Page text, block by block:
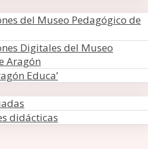
del Museo Pedagógico de
Digitales del Museo
Aragón
Educa’
didácticas